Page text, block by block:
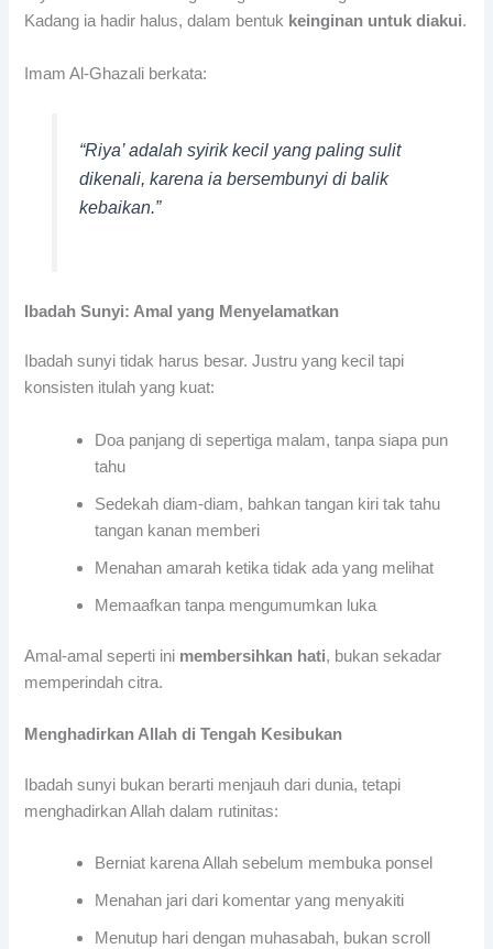
Kadang ia hadir halus, dalam bentuk keinginan untuk diakui.
Imam Al-Ghazali berkata:
“Riya’ adalah syirik kecil yang paling sulit
dikenali, karena ia bersembunyi di balik
kebaikan.”
Ibadah Sunyi: Amal yang Menyelamatkan
Ibadah sunyi tidak harus besar. Justru yang kecil tapi
konsisten itulah yang kuat:
Doa panjang di sepertiga malam, tanpa siapa pun
tahu
Sedekah diam-diam, bahkan tangan kiri tak tahu
tangan kanan memberi
Menahan amarah ketika tidak ada yang melihat
Memaafkan tanpa mengumumkan luka
Amal-amal seperti ini membersihkan hati, bukan sekadar
memperindah citra.
Menghadirkan Allah di Tengah Kesibukan
Ibadah sunyi bukan berarti menjauh dari dunia, tetapi
menghadirkan Allah dalam rutinitas:
Berniat karena Allah sebelum membuka ponsel
Menahan jari dari komentar yang menyakiti
Menutup hari dengan muhasabah, bukan scroll